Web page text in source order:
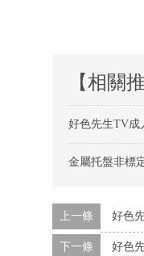
【相關
好色先生TV成
金屬托盤非標
上一條 好色
下一條 好色